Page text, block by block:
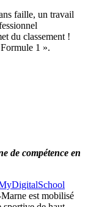
faille, un travail
du classement !
1 ».
de compétence en
est mobilisé